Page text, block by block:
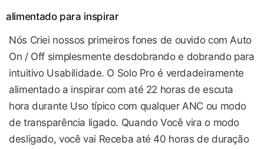
alimentado para inspirar
Nós Criei nossos primeiros fones de ouvido com Auto
On / Off simplesmente desdobrando e dobrando para
intuitivo Usabilidade. O Solo Pro é verdadeiramente
alimentado a inspirar com até 22 horas de escuta
hora durante Uso típico com qualquer ANC ou modo
de transparência ligado. Quando Você vira o modo
desligado, você vai Receba até 40 horas de duração